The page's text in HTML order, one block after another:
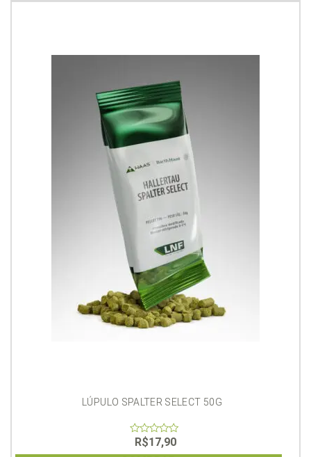
LÚPULO SPALTER SELECT 50G
out
R$17,90